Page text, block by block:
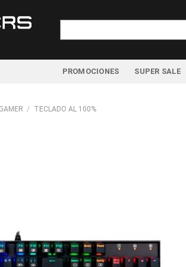
PROMOCIONES SUPER SALE
/ TECLADO AL 100%